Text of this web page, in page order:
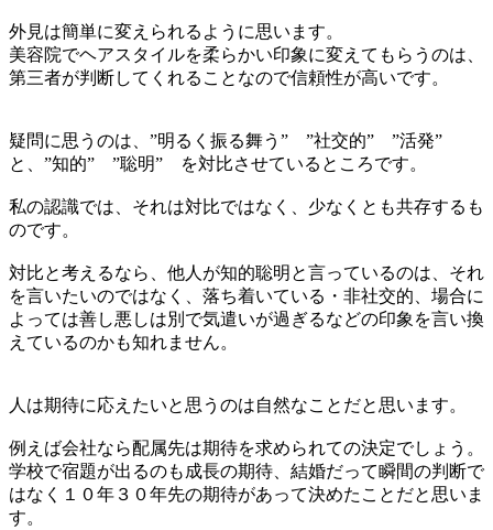
外見は簡単に変えられるように思います。
美容院でヘアスタイルを柔らかい印象に変えてもらうのは、
第三者が判断してくれることなので信頼性が高いです。
疑問に思うのは、”明るく振る舞う” ”社交的” ”活発”
と、”知的” ”聡明” を対比させているところです。
私の認識では、それは対比ではなく、少なくとも共存するも
のです。
対比と考えるなら、他人が知的聡明と言っているのは、それ
を言いたいのではなく、落ち着いている・非社交的、場合に
よっては善し悪しは別で気遣いが過ぎるなどの印象を言い換
えているのかも知れません。
人は期待に応えたいと思うのは自然なことだと思います。
例えば会社なら配属先は期待を求められての決定でしょう。
学校で宿題が出るのも成長の期待、結婚だって瞬間の判断で
はなく１０年３０年先の期待があって決めたことだと思いま
す。